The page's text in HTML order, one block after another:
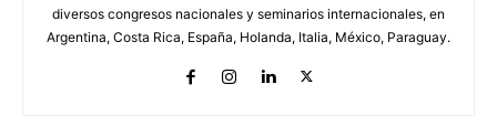
diversos congresos nacionales y seminarios internacionales, en
Argentina, Costa Rica, España, Holanda, Italia, México, Paraguay.